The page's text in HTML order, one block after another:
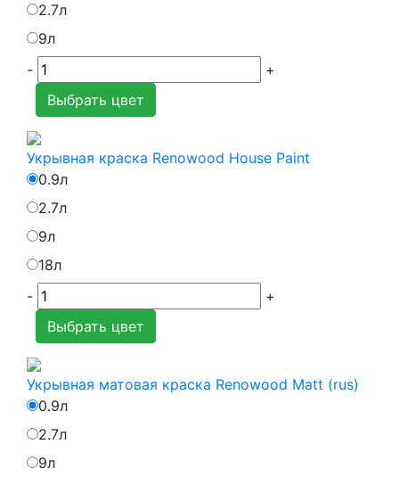
2.7л
9л
-
+
Выбрать цвет
Укрывная краска Renowood House Paint
0.9л
2.7л
9л
18л
-
+
Выбрать цвет
Укрывная матовая краска Renowood Matt (rus)
0.9л
2.7л
9л